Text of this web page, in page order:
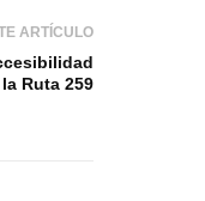
ARTÍCULO
Ruta 259